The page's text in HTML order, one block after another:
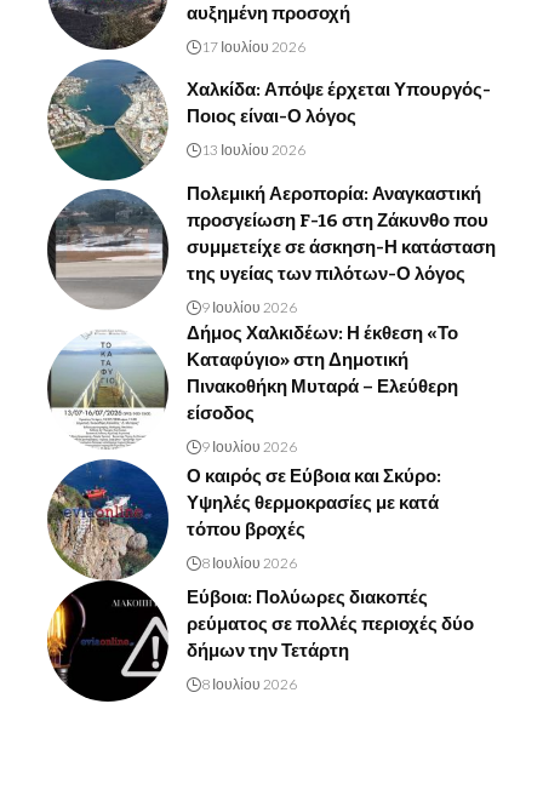
αυξημένη προσοχή
17 Ιουλίου 2026
Χαλκίδα: Απόψε έρχεται Υπουργός-
Ποιος είναι-Ο λόγος
13 Ιουλίου 2026
Πολεμική Αεροπορία: Αναγκαστική
προσγείωση F-16 στη Ζάκυνθο που
συμμετείχε σε άσκηση-Η κατάσταση
της υγείας των πιλότων-Ο λόγος
9 Ιουλίου 2026
Δήμος Χαλκιδέων: Η έκθεση «Το
Καταφύγιο» στη Δημοτική
Πινακοθήκη Μυταρά – Ελεύθερη
είσοδος
9 Ιουλίου 2026
Ο καιρός σε Εύβοια και Σκύρο:
Υψηλές θερμοκρασίες με κατά
τόπου βροχές
8 Ιουλίου 2026
Εύβοια: Πολύωρες διακοπές
ρεύματος σε πολλές περιοχές δύο
δήμων την Τετάρτη
8 Ιουλίου 2026